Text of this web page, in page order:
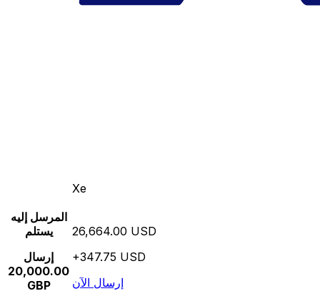
Xe
المرسل إليه
يستلم
إرسال
20,000.00
GBP
26,664.00 USD
+347.75 USD
إرسال الآن